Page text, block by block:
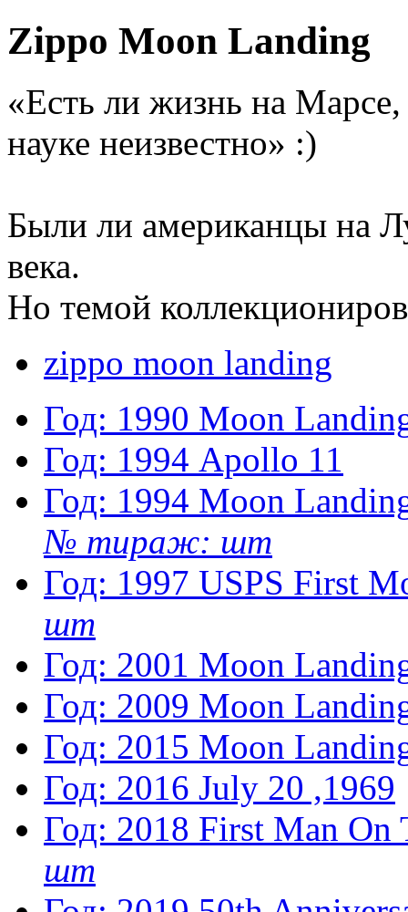
Zippo Moon Landing
«Есть ли жизнь на
науке неизвестно» :)
Были ли американцы на
века.
Но темой
zippo moon landing
Год: 1990 Moon
Год: 1994 Apollo 11
Год: 1994 Moon
№ тираж: шт
Год: 1997 USPS First
шт
Год: 2001 Moon
Год: 2009 Moon
Год: 2015 Moon
Год: 2016 July 20 ,1969
Год: 2018 First Man On
шт